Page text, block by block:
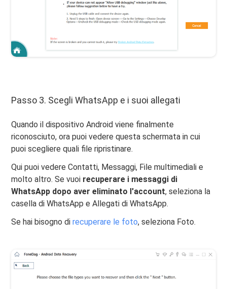
Passo 3. Scegli WhatsApp e i suoi allegati
Quando il dispositivo Android viene finalmente
riconosciuto, ora puoi vedere questa schermata in cui
puoi scegliere quali file ripristinare.
Qui puoi vedere Contatti, Messaggi, File multimediali e
molto altro. Se vuoi recuperare i messaggi di
WhatsApp dopo aver eliminato l'account, seleziona la
casella di WhatsApp e Allegati di WhatsApp.
Se hai bisogno direcuperare le foto, seleziona Foto.